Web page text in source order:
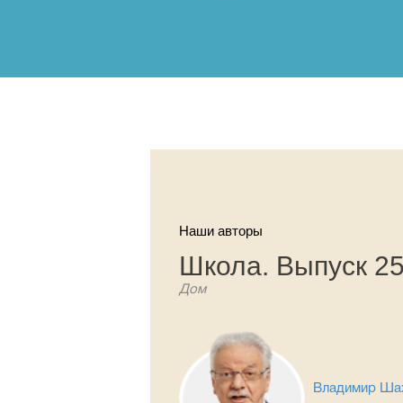
Наши авторы
Школа. Выпуск 25
Дом
Владимир